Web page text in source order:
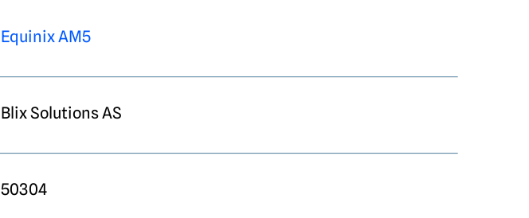
Equinix AM5
Blix Solutions AS
50304